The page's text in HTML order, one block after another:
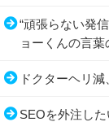
“頑張らない発
ョーくんの言葉
ドクターヘリ
SEOを外注し